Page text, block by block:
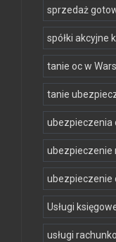
sprzedaż
spółki akcyjne
tanie oc w
tanie
ubezpieczenia
ubezpieczenie
ubezpieczenie
Usługi
usługi